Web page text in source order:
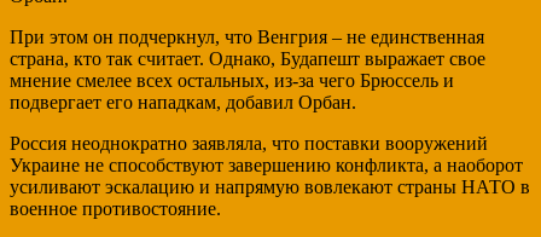
При этом он подчеркнул, что Венгрия – не единственная
страна, кто так считает. Однако, Будапешт выражает свое
мнение смелее всех остальных, из-за чего Брюссель и
подвергает его нападкам, добавил Орбан.
Россия неоднократно заявляла, что поставки вооружений
Украине не способствуют завершению конфликта, а наоборот
усиливают эскалацию и напрямую вовлекают страны НАТО в
военное противостояние.